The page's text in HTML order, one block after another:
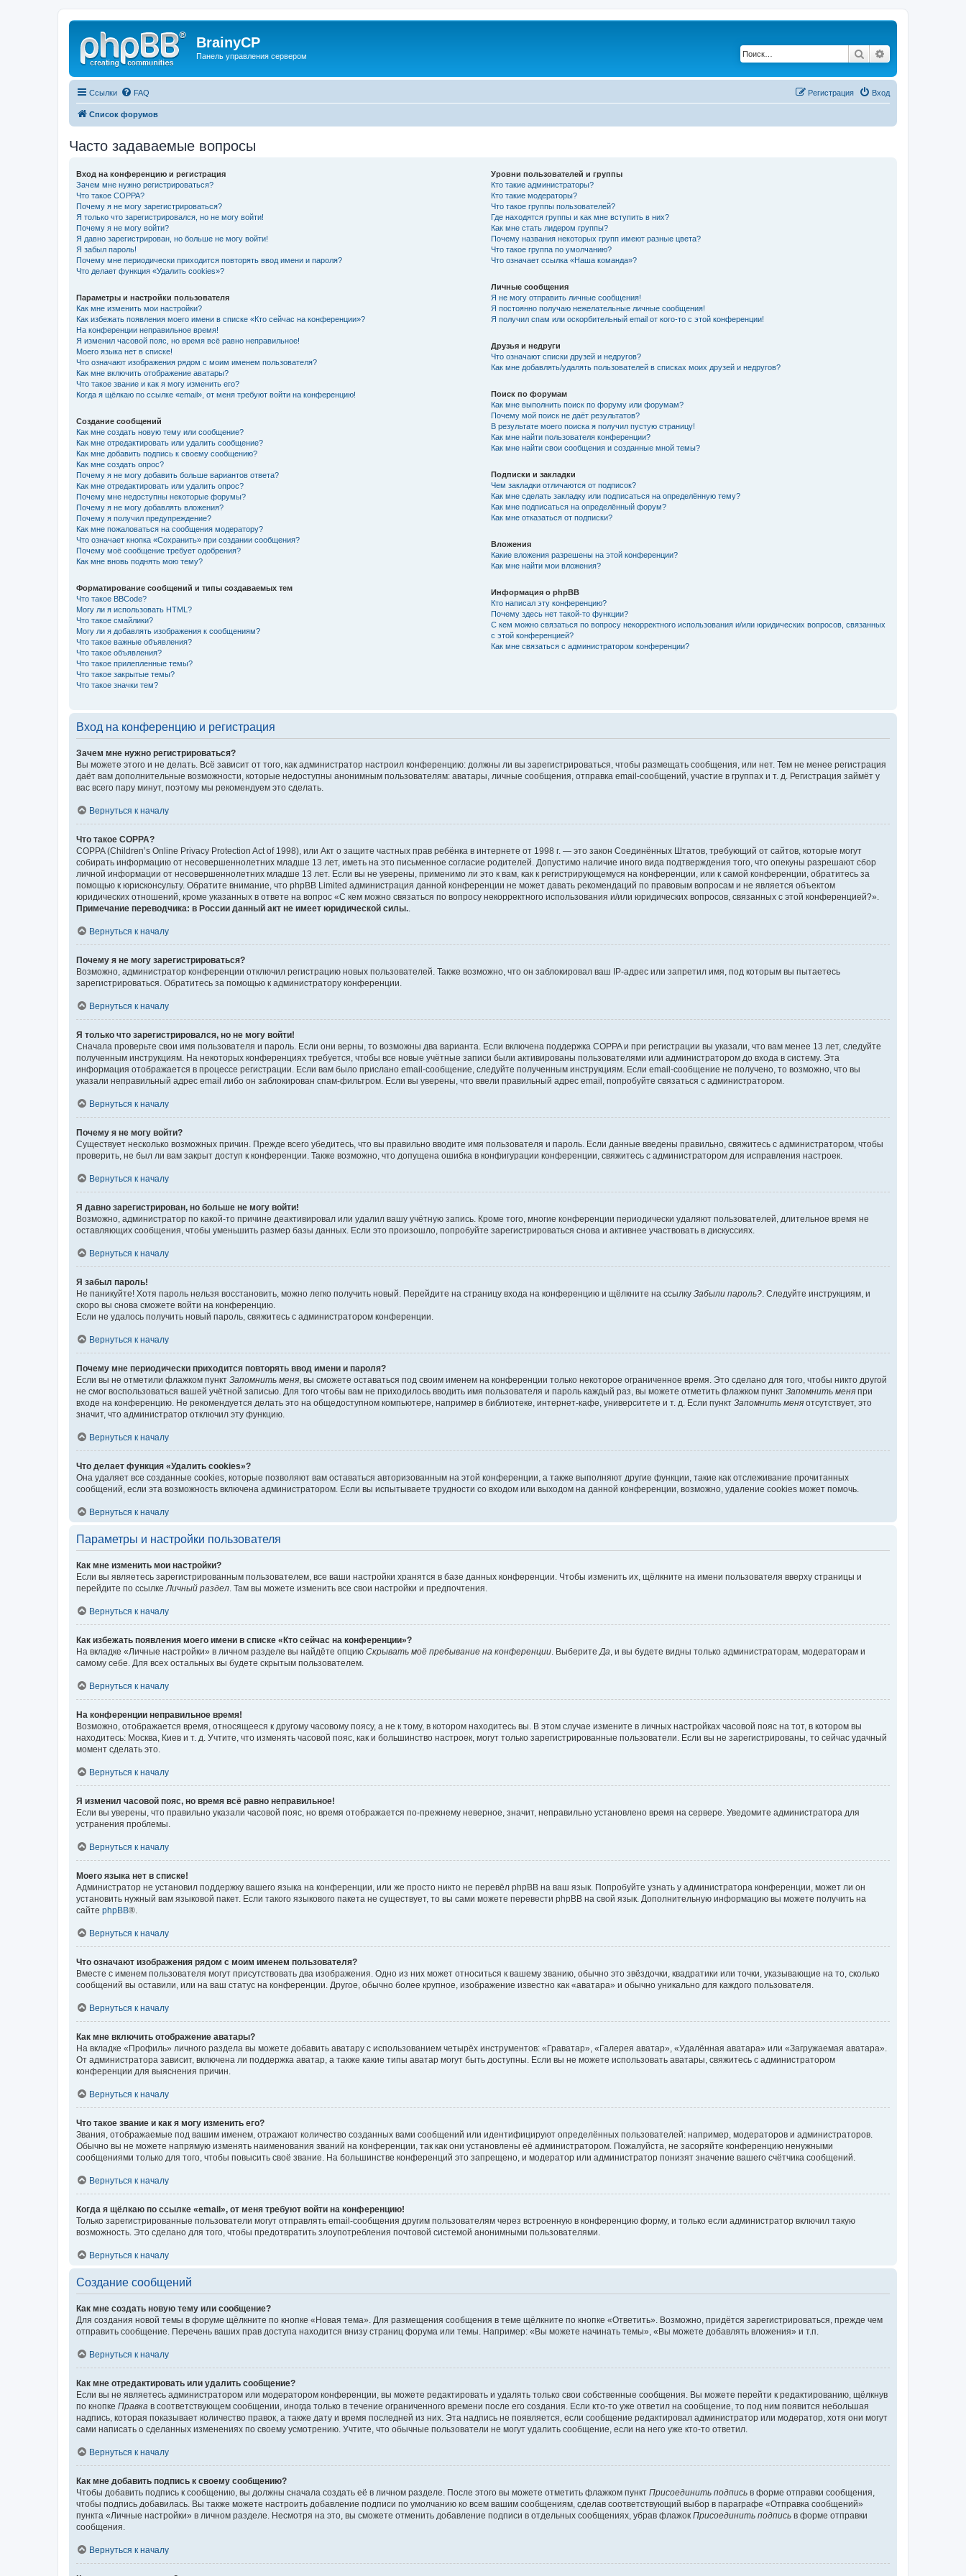
BrainyCP
Панель управления сервером Поиск
Ссылки FAQ Вход
Регистрация
Список форумов
Часто задаваемые вопросы
Вход на конференцию и регистрация
Зачем мне нужно регистрироваться?
Что такое COPPA?
Почему я не могу зарегистрироваться?
Я только что зарегистрировался, но не могу войти!
Почему я не могу войти?
Я давно зарегистрирован, но больше не могу войти!
Я забыл пароль!
Почему мне периодически приходится повторять ввод имени и пароля?
Что делает функция «Удалить cookies»?
Параметры и настройки пользователя
Как мне изменить мои настройки?
Как избежать появления моего имени в списке «Кто сейчас на конференции»?
На конференции неправильное время!
Я изменил часовой пояс, но время всё равно неправильное!
Моего языка нет в списке!
Что означают изображения рядом с моим именем пользователя?
Как мне включить отображение аватары?
Что такое звание и как я могу изменить его?
Когда я щёлкаю по ссылке «email», от меня требуют войти на конференцию!
Создание сообщений
Как мне создать новую тему или сообщение?
Как мне отредактировать или удалить сообщение?
Как мне добавить подпись к своему сообщению?
Как мне создать опрос?
Почему я не могу добавить больше вариантов ответа?
Как мне отредактировать или удалить опрос?
Почему мне недоступны некоторые форумы?
Почему я не могу добавлять вложения?
Почему я получил предупреждение?
Как мне пожаловаться на сообщения модератору?
Что означает кнопка «Сохранить» при создании сообщения?
Почему моё сообщение требует одобрения?
Как мне вновь поднять мою тему?
Форматирование сообщений и типы создаваемых тем
Что такое BBCode?
Могу ли я использовать HTML?
Что такое смайлики?
Могу ли я добавлять изображения к сообщениям?
Что такое важные объявления?
Что такое объявления?
Что такое прилепленные темы?
Что такое закрытые темы?
Что такое значки тем?
Уровни пользователей и группы
Кто такие администраторы?
Кто такие модераторы?
Что такое группы пользователей?
Где находятся группы и как мне вступить в них?
Как мне стать лидером группы?
Почему названия некоторых групп имеют разные цвета?
Что такое группа по умолчанию?
Что означает ссылка «Наша команда»?
Личные сообщения
Я не могу отправить личные сообщения!
Я постоянно получаю нежелательные личные сообщения!
Я получил спам или оскорбительный email от кого-то с этой конференции!
Друзья и недруги
Что означают списки друзей и недругов?
Как мне добавлять/удалять пользователей в списках моих друзей и недругов?
Поиск по форумам
Как мне выполнить поиск по форуму или форумам?
Почему мой поиск не даёт результатов?
В результате моего поиска я получил пустую страницу!
Как мне найти пользователя конференции?
Как мне найти свои сообщения и созданные мной темы?
Подписки и закладки
Чем закладки отличаются от подписок?
Как мне сделать закладку или подписаться на определённую тему?
Как мне подписаться на определённый форум?
Как мне отказаться от подписки?
Вложения
Какие вложения разрешены на этой конференции?
Как мне найти мои вложения?
Информация о phpBB
Кто написал эту конференцию?
Почему здесь нет такой-то функции?
С кем можно связаться по вопросу некорректного использования и/или юридических вопросов, связанных
с этой конференцией?
Как мне связаться с администратором конференции?
Вход на конференцию и регистрация
Зачем мне нужно регистрироваться?
Вы можете этого и не делать. Всё зависит от того, как администратор настроил конференцию: должны ли вы зарегистрироваться, чтобы размещать сообщения, или нет. Тем не менее регистрация
даёт вам дополнительные возможности, которые недоступны анонимным пользователям: аватары, личные сообщения, отправка email-сообщений, участие в группах и т. д. Регистрация займёт у
вас всего пару минут, поэтому мы рекомендуем это сделать.
Вернуться к началу
Что такое COPPA?
COPPA (Children’s Online Privacy Protection Act of 1998), или Акт о защите частных прав ребёнка в интернете от 1998 г. — это закон Соединённых Штатов, требующий от сайтов, которые могут
собирать информацию от несовершеннолетних младше 13 лет, иметь на это письменное согласие родителей. Допустимо наличие иного вида подтверждения того, что опекуны разрешают сбор
личной информации от несовершеннолетних младше 13 лет. Если вы не уверены, применимо ли это к вам, как к регистрирующемуся на конференции, или к самой конференции, обратитесь за
помощью к юрисконсульту. Обратите внимание, что phpBB Limited администрация данной конференции не может давать рекомендаций по правовым вопросам и не является объектом
юридических отношений, кроме указанных в ответе на вопрос «С кем можно связаться по вопросу некорректного использования и/или юридических вопросов, связанных с этой конференцией?».
Примечание переводчика: в России данный акт не имеет юридической силы.
Вернуться к началу
Почему я не могу зарегистрироваться?
Возможно, администратор конференции отключил регистрацию новых пользователей. Также возможно, что он заблокировал ваш IP-адрес или запретил имя, под которым вы пытаетесь
зарегистрироваться. Обратитесь за помощью к администратору конференции.
Вернуться к началу
Я только что зарегистрировался, но не могу войти!
Сначала проверьте свои имя пользователя и пароль. Если они верны, то возможны два варианта. Если включена поддержка COPPA и при регистрации вы указали, что вам менее 13 лет, следуйте
полученным инструкциям. На некоторых конференциях требуется, чтобы все новые учётные записи были активированы пользователями или администратором до входа в систему. Эта
информация отображается в процессе регистрации. Если вам было прислано email-сообщение, следуйте полученным инструкциям. Если email-сообщение не получено, то возможно, что вы
указали неправильный адрес email либо он заблокирован спам-фильтром. Если вы уверены, что ввели правильный адрес email, попробуйте связаться с администратором.
Вернуться к началу
Почему я не могу войти?
Существует несколько возможных причин. Прежде всего убедитесь, что вы правильно вводите имя пользователя и пароль. Если данные введены правильно, свяжитесь с администратором, чтобы
проверить, не был ли вам закрыт доступ к конференции. Также возможно, что допущена ошибка в конфигурации конференции, свяжитесь с администратором для исправления настроек.
Вернуться к началу
Я давно зарегистрирован, но больше не могу войти!
Возможно, администратор по какой-то причине деактивировал или удалил вашу учётную запись. Кроме того, многие конференции периодически удаляют пользователей, длительное время не
оставляющих сообщения, чтобы уменьшить размер базы данных. Если это произошло, попробуйте зарегистрироваться снова и активнее участвовать в дискуссиях.
Вернуться к началу
Я забыл пароль!
Не паникуйте! Хотя пароль нельзя восстановить, можно легко получить новый. Перейдите на страницу входа на конференцию и щёлкните на ссылку Забыли пароль? . Следуйте инструкциям, и
скоро вы снова сможете войти на конференцию.
Если не удалось получить новый пароль, свяжитесь с администратором конференции.
Вернуться к началу
Почему мне периодически приходится повторять ввод имени и пароля?
Если вы не отметили флажком пункт Запомнить меня , вы сможете оставаться под своим именем на конференции только некоторое ограниченное время. Это сделано для того, чтобы никто другой
не смог воспользоваться вашей учётной записью. Для того чтобы вам не приходилось вводить имя пользователя и пароль каждый раз, вы можете отметить флажком пункт Запомнить меня при
входе на конференцию. Не рекомендуется делать это на общедоступном компьютере, например в библиотеке, интернет-кафе, университете и т. д. Если пункт Запомнить меня отсутствует, это
значит, что администратор отключил эту функцию.
Вернуться к началу
Что делает функция «Удалить cookies»?
Она удаляет все созданные cookies, которые позволяют вам оставаться авторизованным на этой конференции, а также выполняют другие функции, такие как отслеживание прочитанных
сообщений, если эта возможность включена администратором. Если вы испытываете трудности со входом или выходом на данной конференции, возможно, удаление cookies может помочь.
Вернуться к началу
Параметры и настройки пользователя
Как мне изменить мои настройки?
Если вы являетесь зарегистрированным пользователем, все ваши настройки хранятся в базе данных конференции. Чтобы изменить их, щёлкните на имени пользователя вверху страницы и
перейдите по ссылке Личный раздел . Там вы можете изменить все свои настройки и предпочтения.
Вернуться к началу
Как избежать появления моего имени в списке «Кто сейчас на конференции»?
На вкладке «Личные настройки» в личном разделе вы найдёте опцию Скрывать моё пребывание на конференции . Выберите Да , и вы будете видны только администраторам, модераторам и
самому себе. Для всех остальных вы будете скрытым пользователем.
Вернуться к началу
На конференции неправильное время!
Возможно, отображается время, относящееся к другому часовому поясу, а не к тому, в котором находитесь вы. В этом случае измените в личных настройках часовой пояс на тот, в котором вы
находитесь: Москва, Киев и т. д. Учтите, что изменять часовой пояс, как и большинство настроек, могут только зарегистрированные пользователи. Если вы не зарегистрированы, то сейчас удачный
момент сделать это.
Вернуться к началу
Я изменил часовой пояс, но время всё равно неправильное!
Если вы уверены, что правильно указали часовой пояс, но время отображается по-прежнему неверное, значит, неправильно установлено время на сервере. Уведомите администратора для
устранения проблемы.
Вернуться к началу
Моего языка нет в списке!
Администратор не установил поддержку вашего языка на конференции, или же просто никто не перевёл phpBB на ваш язык. Попробуйте узнать у администратора конференции, может ли он
установить нужный вам языковой пакет. Если такого языкового пакета не существует, то вы сами можете перевести phpBB на свой язык. Дополнительную информацию вы можете получить на
сайте phpBB®.
Вернуться к началу
Что означают изображения рядом с моим именем пользователя?
Вместе с именем пользователя могут присутствовать два изображения. Одно из них может относиться к вашему званию, обычно это звёздочки, квадратики или точки, указывающие на то, сколько
сообщений вы оставили, или на ваш статус на конференции. Другое, обычно более крупное, изображение известно как «аватара» и обычно уникально для каждого пользователя.
Вернуться к началу
Как мне включить отображение аватары?
На вкладке «Профиль» личного раздела вы можете добавить аватару с использованием четырёх инструментов: «Граватар», «Галерея аватар», «Удалённая аватара» или «Загружаемая аватара».
От администратора зависит, включена ли поддержка аватар, а также какие типы аватар могут быть доступны. Если вы не можете использовать аватары, свяжитесь с администратором
конференции для выяснения причин.
Вернуться к началу
Что такое звание и как я могу изменить его?
Звания, отображаемые под вашим именем, отражают количество созданных вами сообщений или идентифицируют определённых пользователей: например, модераторов и администраторов.
Обычно вы не можете напрямую изменять наименования званий на конференции, так как они установлены её администратором. Пожалуйста, не засоряйте конференцию ненужными
сообщениями только для того, чтобы повысить своё звание. На большинстве конференций это запрещено, и модератор или администратор понизят значение вашего счётчика сообщений.
Вернуться к началу
Когда я щёлкаю по ссылке «email», от меня требуют войти на конференцию!
Только зарегистрированные пользователи могут отправлять email-сообщения другим пользователям через встроенную в конференцию форму, и только если администратор включил такую
возможность. Это сделано для того, чтобы предотвратить злоупотребления почтовой системой анонимными пользователями.
Вернуться к началу
Создание сообщений
Как мне создать новую тему или сообщение?
Для создания новой темы в форуме щёлкните по кнопке «Новая тема». Для размещения сообщения в теме щёлкните по кнопке «Ответить». Возможно, придётся зарегистрироваться, прежде чем
отправить сообщение. Перечень ваших прав доступа находится внизу страниц форума или темы. Например: «Вы можете начинать темы», «Вы можете добавлять вложения» и т.п.
Вернуться к началу
Как мне отредактировать или удалить сообщение?
Если вы не являетесь администратором или модератором конференции, вы можете редактировать и удалять только свои собственные сообщения. Вы можете перейти к редактированию, щёлкнув
по кнопке Правка в соответствующем сообщении, иногда только в течение ограниченного времени после его создания. Если кто-то уже ответил на сообщение, то под ним появится небольшая
надпись, которая показывает количество правок, а также дату и время последней из них. Эта надпись не появляется, если сообщение редактировал администратор или модератор, хотя они могут
сами написать о сделанных изменениях по своему усмотрению. Учтите, что обычные пользователи не могут удалить сообщение, если на него уже кто-то ответил.
Вернуться к началу
Как мне добавить подпись к своему сообщению?
Чтобы добавить подпись к сообщению, вы должны сначала создать её в личном разделе. После этого вы можете отметить флажком пункт Присоединить подпись в форме отправки сообщения,
чтобы подпись добавилась. Вы также можете настроить добавление подписи по умолчанию ко всем вашим сообщениям, сделав соответствующий выбор в параграфе «Отправка сообщений»
пункта «Личные настройки» в личном разделе. Несмотря на это, вы сможете отменить добавление подписи в отдельных сообщениях, убрав флажок Присоединить подпись в форме отправки
сообщения.
Вернуться к началу